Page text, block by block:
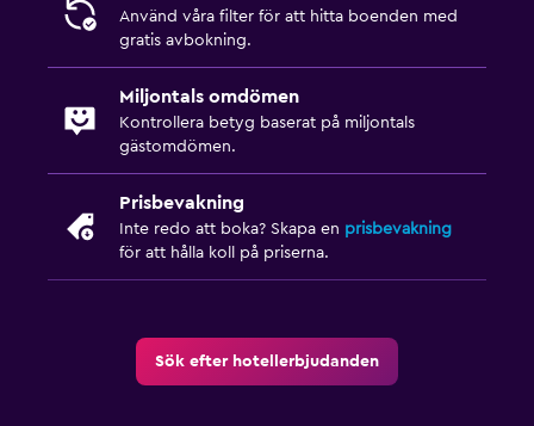
Använd våra filter för att hitta boenden med
gratis avbokning.
Miljontals omdömen
Kontrollera betyg baserat på miljontals
gästomdömen.
Prisbevakning
Inte redo att boka? Skapa en prisbevakning
för att hålla koll på priserna.
Sök efter hotellerbjudanden